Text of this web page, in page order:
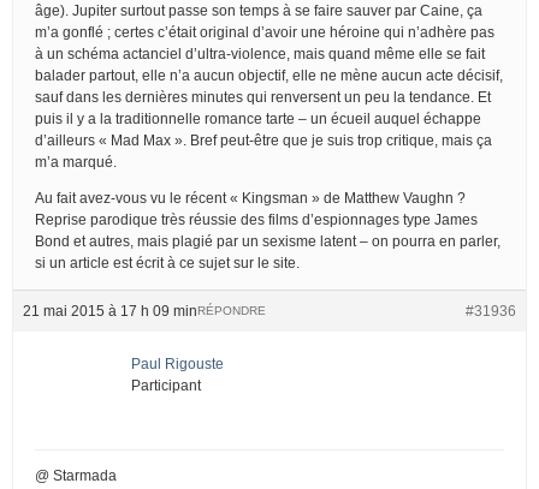
âge). Jupiter surtout passe son temps à se faire sauver par Caine, ça
m’a gonflé ; certes c’était original d’avoir une héroine qui n’adhère pas
à un schéma actanciel d’ultra-violence, mais quand même elle se fait
balader partout, elle n’a aucun objectif, elle ne mène aucun acte décisif,
sauf dans les dernières minutes qui renversent un peu la tendance. Et
puis il y a la traditionnelle romance tarte – un écueil auquel échappe
d’ailleurs « Mad Max ». Bref peut-être que je suis trop critique, mais ça
m’a marqué.
Au fait avez-vous vu le récent « Kingsman » de Matthew Vaughn ?
Reprise parodique très réussie des films d’espionnages type James
Bond et autres, mais plagié par un sexisme latent – on pourra en parler,
si un article est écrit à ce sujet sur le site.
21 mai 2015 à 17 h 09 min #31936
RÉPONDRE
Paul Rigouste
Participant
@ Starmada